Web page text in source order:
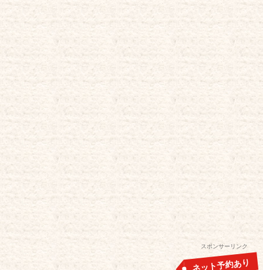
スポンサーリンク
ネット予約あり